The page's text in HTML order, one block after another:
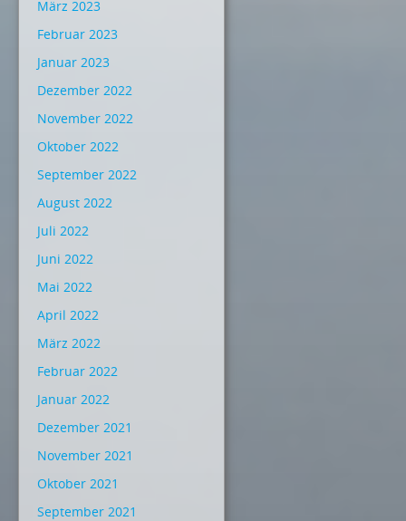
März 2023
Februar 2023
Januar 2023
Dezember 2022
November 2022
Oktober 2022
September 2022
August 2022
Juli 2022
Juni 2022
Mai 2022
April 2022
März 2022
Februar 2022
Januar 2022
Dezember 2021
November 2021
Oktober 2021
September 2021